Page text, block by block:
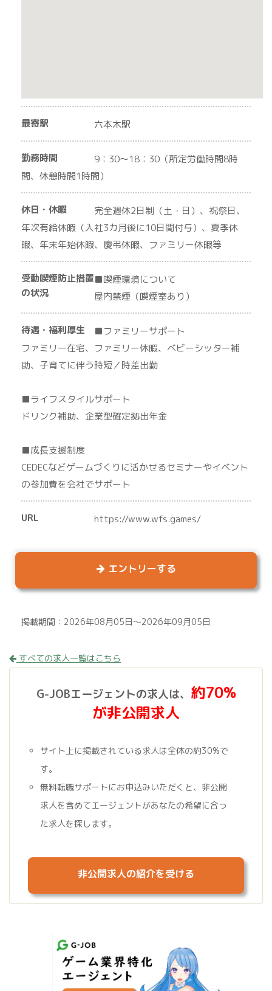
最寄駅 六本木駅
勤務時間
9：30～18：30（所定労働時間8時
間、休憩時間1時間）
休日・休暇
完全週休2日制（土・日）、祝祭日、
年次有給休暇（入社3カ月後に10日間付与）、夏季休
暇、年末年始休暇、慶弔休暇、ファミリー休暇等
受動喫煙防止措置
の状況
■喫煙環境について
屋内禁煙（喫煙室あり）
待遇・福利厚生
■ファミリーサポート
ファミリー在宅、ファミリー休暇、ベビーシッター補
助、子育てに伴う時短／時差出勤
■ライフスタイルサポート
ドリンク補助、企業型確定拠出年金
■成長支援制度
CEDECなどゲームづくりに活かせるセミナーやイベント
の参加費を会社でサポート
URL https://www.wfs.games/
エントリーする
掲載期間：2026年08月05日～2026年09月05日
すべての求人一覧はこちら
G-JOBエージェントの求人は、 約70%
が非公開求人
サイト上に掲載されている求人は全体の約30%で
す。
無料転職サポートにお申込みいただくと、非公開
求人を含めてエージェントがあなたの希望に合っ
た求人を探します。
非公開求人の紹介を受ける